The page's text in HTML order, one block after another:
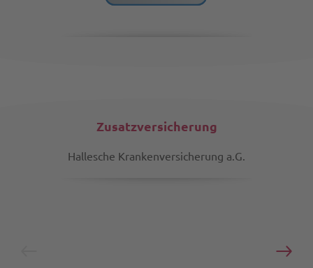
Zusatzversicherung
Hallesche Krankenversicherung a.G.